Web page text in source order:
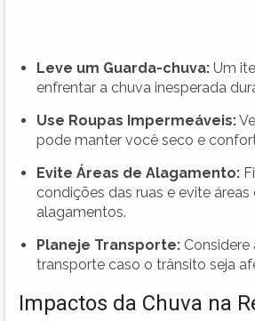
Leve um Guarda-chuva: Um
enfrentar a chuva inesperada
Use Roupas Impermeáveis:
pode manter você seco e
Evite Áreas de Alagamento:
condições das ruas e evite
alagamentos.
Planeje Transporte:
transporte caso o trânsito seja
Impactos da Chuva na